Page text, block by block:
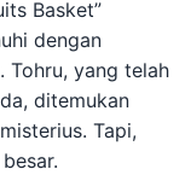
Basket”
dengan
Tohru, yang telah
ditemukan
Tapi,